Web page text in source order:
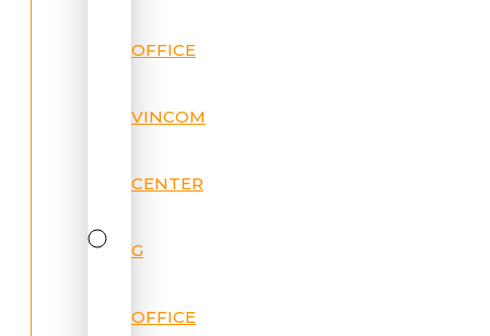
OFFICE
VINCOM
CENTER
G
OFFICE